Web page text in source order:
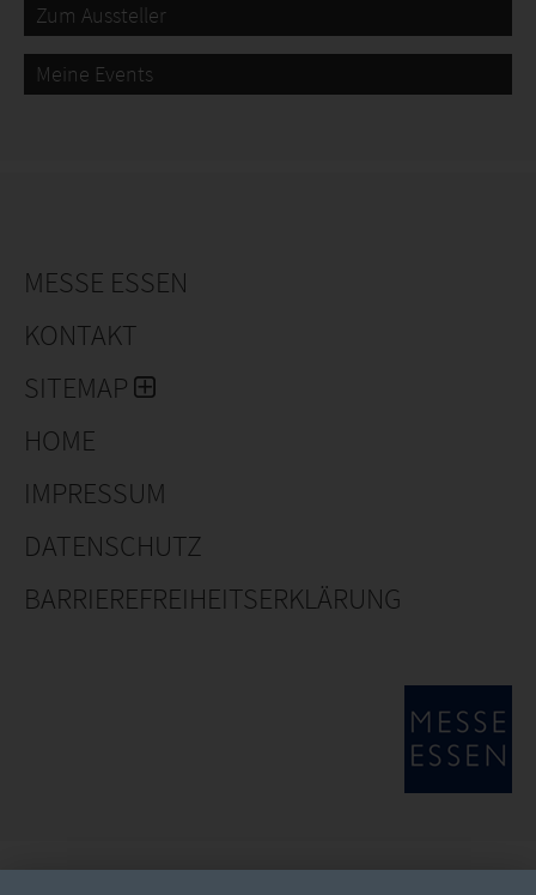
Zum Aussteller
Meine Events
MESSE ESSEN
KONTAKT
SITEMAP
HOME
IMPRESSUM
DATENSCHUTZ
BARRIEREFREIHEITSERKLÄRUNG